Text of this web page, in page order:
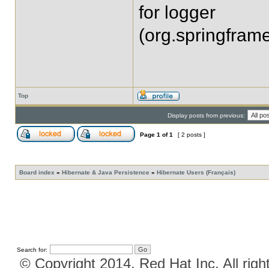
for logger
Top
Display posts from previous:
Page 1 of1 [ 2 posts ]
Board index » Hibernate & Java Persistence » Hibernate Users (Français)
Search for:
© Copyright 2014, Red Hat Inc. All